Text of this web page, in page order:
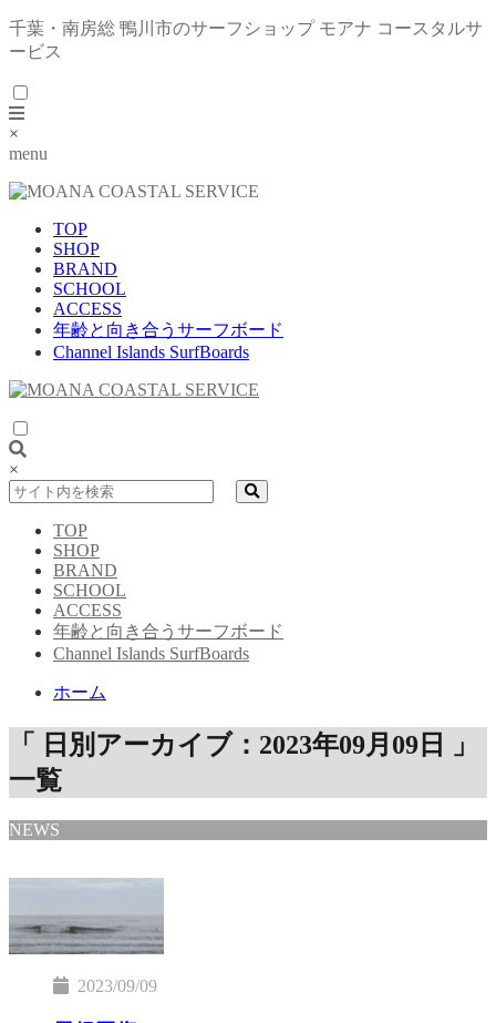
千葉・南房総 鴨川市のサーフショップ モアナ コースタルサ
ービス
×
menu
TOP
SHOP
BRAND
SCHOOL
ACCESS
年齢と向き合うサーフボード
Channel Islands SurfBoards
×
TOP
SHOP
BRAND
SCHOOL
ACCESS
年齢と向き合うサーフボード
Channel Islands SurfBoards
ホーム
「 日別アーカイブ：2023年09月09日 」
一覧
NEWS
2023/09/09